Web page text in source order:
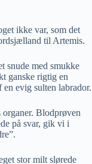
ikke var, som det
til Artemis.
snude med smukke
ganske rigtig en
en evig sulten labrador.
organer. Blodprøven
på svar, gik vi i
stor milt slørede